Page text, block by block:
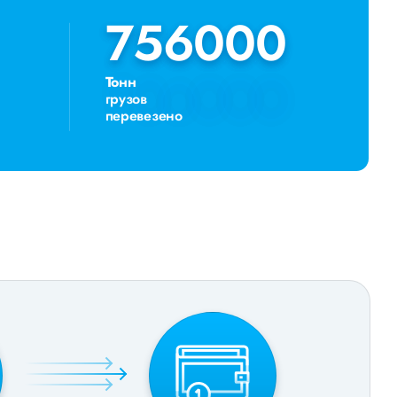
756000
756000
Тонн
грузов
перевезено